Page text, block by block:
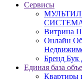
Сервисы
Витрина
Онлайн
Бренд Бук
Единая база
Квартиры